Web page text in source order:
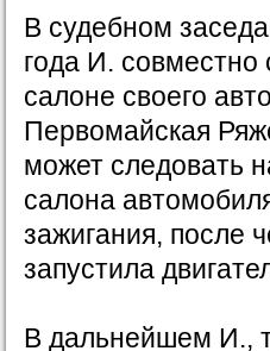
В судебном
года И. совместно
салоне своего
Первомайская
может следовать
салона
зажигания, после
запустила
В дальнейшем И.,